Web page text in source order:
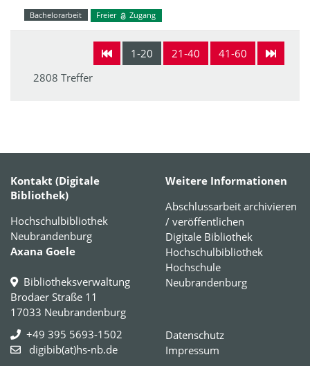
Bachelorarbeit Freier Zugang
1-20 21-40
41-60
2808 Treffer
Kontakt (Digitale
Bibliothek)
Hochschulbibliothek
Neubrandenburg
Axana Goele
Bibliotheksverwaltung
Brodaer Straße 11
17033 Neubrandenburg
+49 395 5693-1502
digibib(at)hs-nb.de
Weitere Informationen
Abschlussarbeit archivieren
/ veröffentlichen
Digitale Bibliothek
Hochschulbibliothek
Hochschule
Neubrandenburg
Datenschutz
Impressum